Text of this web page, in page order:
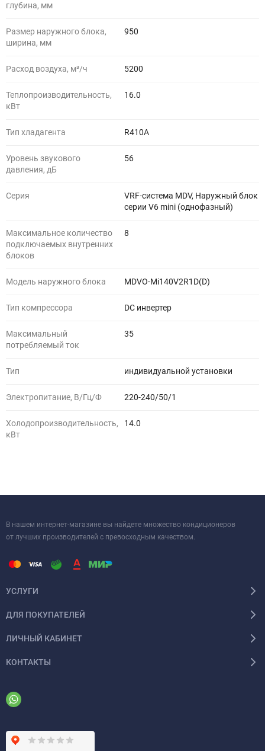
глубина, мм
Размер наружного блока,
ширина, мм
950
Расход воздуха, м³/ч 5200
Теплопроизводительность,
кВт
16.0
Тип хладагента R410A
Уровень звукового
давления, дБ
56
Серия
VRF-система MDV, Наружный блок
серии V6 mini (однофазный)
Максимальное количество
подключаемых внутренних
блоков
8
Модель наружного блока MDVO-Mi140V2R1D(D)
Тип компрессора DC инвертер
Максимальный
потребляемый ток
35
Тип индивидуальной установки
Электропитание, В/Гц/Ф 220-240/50/1
Холодопроизводительность,
кВт
14.0
В нашем интернет-магазине вы найдете множество кондиционеров
от лучших производителей с превосходным качеством.
УСЛУГИ
ДЛЯ ПОКУПАТЕЛЕЙ
ЛИЧНЫЙ КАБИНЕТ
КОНТАКТЫ